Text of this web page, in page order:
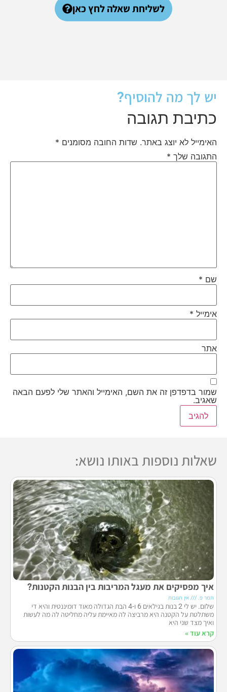
לשליחת שאלה לחץ כאן
יש לך מה להוסיף?
כתיבת תגובה
האימייל לא יוצג באתר. שדות החובה מסומנים *
התגובה שלך *
שם *
אימייל *
אתר
שמור בדפדפן זה את השם, האימייל והאתר שלי לפעם הבאה
שאגיב.
שאלות נוספות באותו נושא:
איך מפסיקים את מעגל המריבות בין הבנות הקטנות?
תמר פ. אין תגובות
שלום. יש לי 2 בנות בגילאים 6 ו-4 הבת הגדולה מאוד דומיננטית והיא די
משתלטת על הקטנה היא מרביצה לה מאיימת עליה מחליטה לה מה לעשות
ואיך מצד שני היא
קרא עוד »